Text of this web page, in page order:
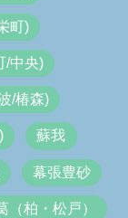
町)
/中央)
/椿森)
蘇我
幕張豊砂
（柏・松戸）